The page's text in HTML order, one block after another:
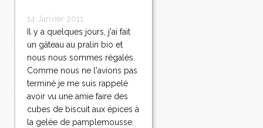
14 Janvier 2011
Il y a quelques jours, j'ai fait
un gâteau au pralin bio et
nous nous sommes régalés.
Comme nous ne l'avions pas
terminé je me suis rappelé
avoir vu une amie faire des
cubes de biscuit aux épices à
la gelée de pamplemousse.